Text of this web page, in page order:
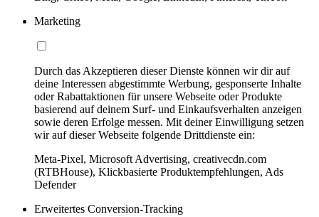
Marketing
Durch das Akzeptieren dieser Dienste können wir dir auf
deine Interessen abgestimmte Werbung, gesponserte Inhalte
oder Rabattaktionen für unsere Webseite oder Produkte
basierend auf deinem Surf- und Einkaufsverhalten anzeigen
sowie deren Erfolge messen. Mit deiner Einwilligung setzen
wir auf dieser Webseite folgende Drittdienste ein:
Meta-Pixel, Microsoft Advertising, creativecdn.com
(RTBHouse), Klickbasierte Produktempfehlungen, Ads
Defender
Erweitertes Conversion-Tracking